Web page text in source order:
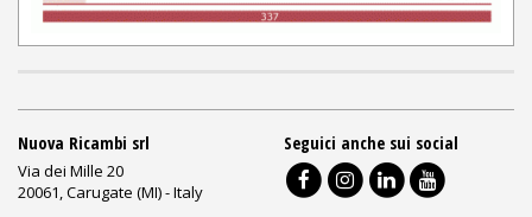
Nuova Ricambi srl
Via dei Mille 20
20061, Carugate (MI) - Italy
Seguici anche sui social